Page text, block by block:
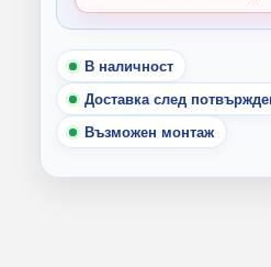
В наличност
Доставка след
Възможен монтаж